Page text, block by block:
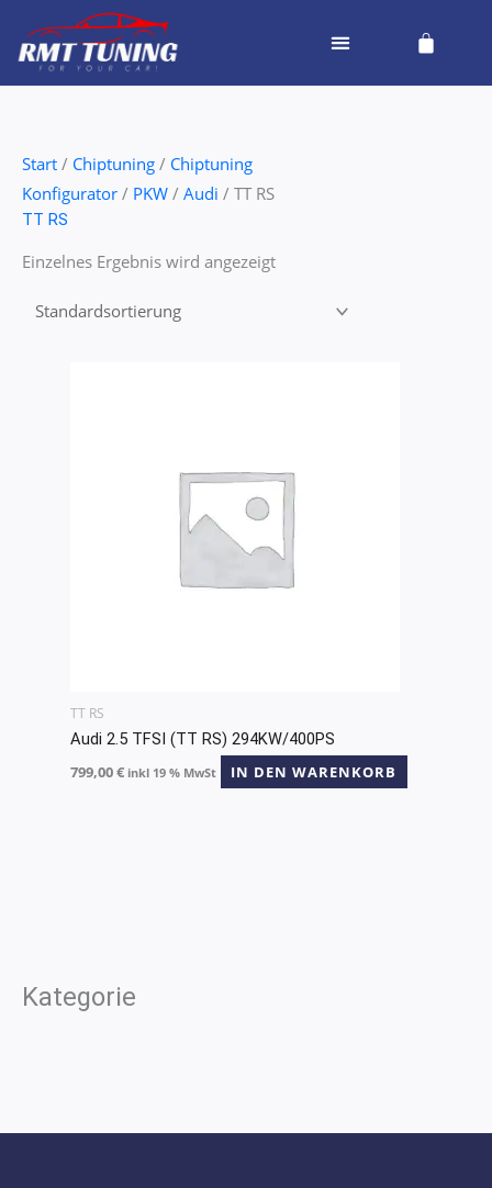
Inhalt
springen
Cart
Kategorie
Start / Chiptuning / Chiptuning
Konfigurator / PKW / Audi / TT RS
TT RS
Einzelnes Ergebnis wird angezeigt
TT RS
Audi 2.5 TFSI (TT RS) 294KW/400PS
799,00€ inkl 19 % MwSt IN DEN WARENKORB